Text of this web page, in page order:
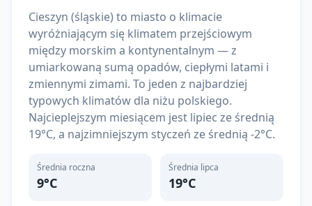
Cieszyn (śląskie) to miasto o klimacie
wyróżniającym się klimatem przejściowym
między morskim a kontynentalnym — z
umiarkowaną sumą opadów, ciepłymi latami i
zmiennymi zimami. To jeden z najbardziej
typowych klimatów dla niżu polskiego.
Najcieplejszym miesiącem jest lipiec ze średnią
19°C, a najzimniejszym styczeń ze średnią -2°C.
Średnia roczna
9°C
Średnia lipca
19°C